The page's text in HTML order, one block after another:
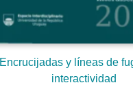
Encrucijadas y líneas de
interactividad